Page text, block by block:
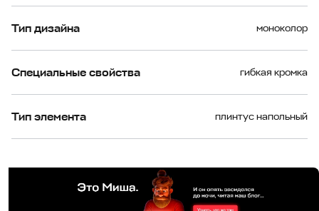
Тип дизайна моноколор
Специальные свойства гибкая кромка
Тип элемента плинтус напольный